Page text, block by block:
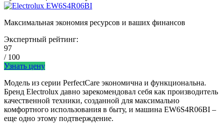
Максимальная экономия ресурсов и ваших финансов
Экспертный рейтинг:
97
/ 100
Узнать цену
Модель из серии PerfectCare экономична и функциональна.
Бренд Electrolux давно зарекомендовал себя как производитель
качественной техники, созданной для максимально
комфортного использования в быту, и машина EW6S4R06BI –
еще одно этому подтверждение.